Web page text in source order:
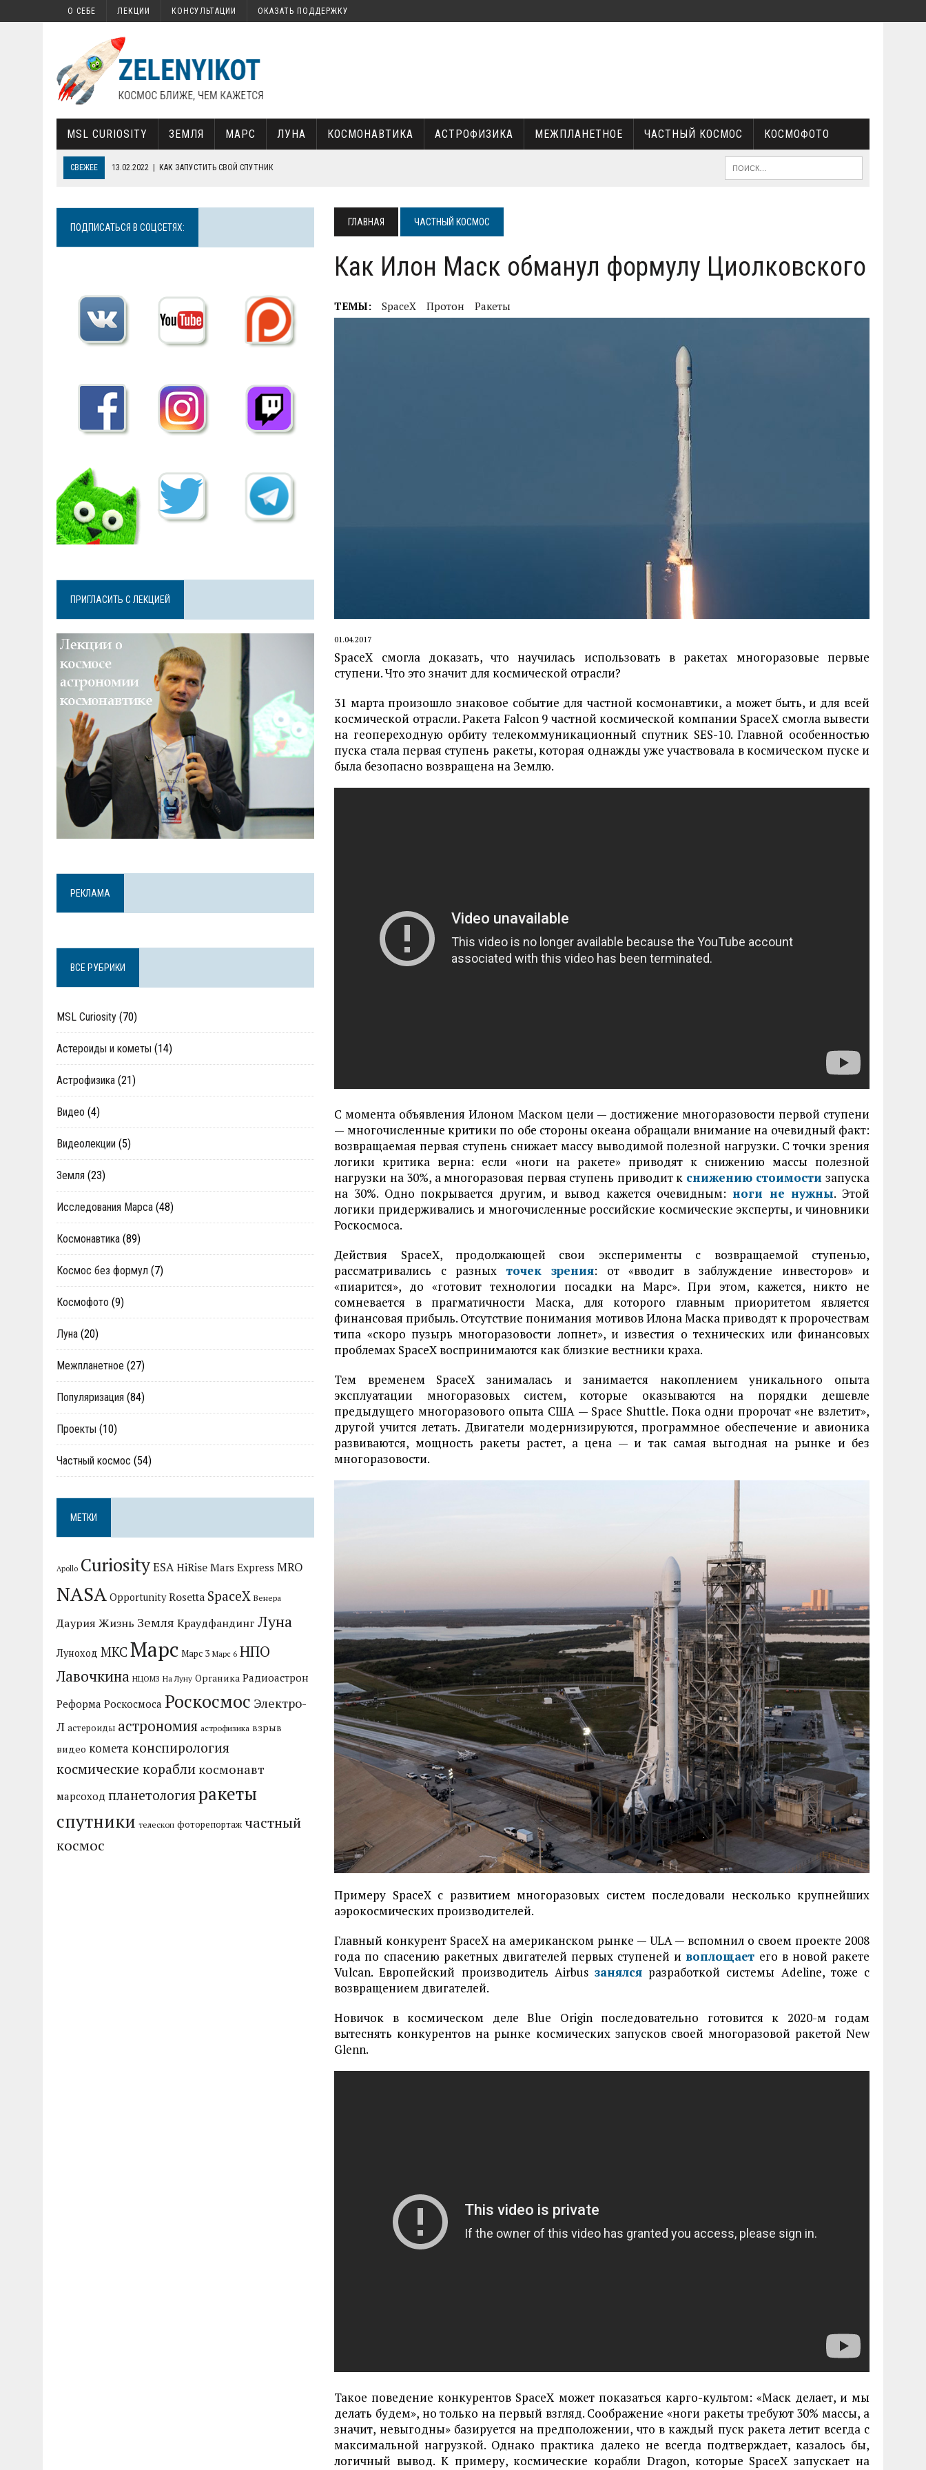
О СЕБЕ ЛЕКЦИИ КОНСУЛЬТАЦИИ ОКАЗАТЬ ПОДДЕРЖКУ
MSL CURIOSITY ЗЕМЛЯ МАРС ЛУНА КОСМОНАВТИКА АСТРОФИЗИКА МЕЖПЛАНЕТНОЕ ЧАСТНЫЙ КОСМОС КОСМОФОТО
СВЕЖЕЕ 13.02.2022 КАК ЗАПУСТИТЬ СВОЙ СПУТНИК
11.11.2025 «ЛУНА-9» — ЗАГАДКА ПОЛУВЕКА
ГЛАВНАЯ ЧАСТНЫЙ КОСМОС
Как Илон Маск обманул формулу Циолковского
ТЕМЫ: SpaceX Протон Ракеты
01.04.2017
SpaceX смогла доказать, что научилась использовать в ракетах многоразовые первые
ступени. Что это значит для космической отрасли?
31 марта произошло знаковое событие для частной космонавтики, а может быть, и для всей
космической отрасли. Ракета Falcon 9 частной космической компании SpaceX смогла вывести
на геопереходную орбиту телекоммуникационный спутник SES-10. Главной особенностью
пуска стала первая ступень ракеты, которая однажды уже участвовала в космическом пуске и
была безопасно возвращена на Землю.
С момента объявления Илоном Маском цели — достижение многоразовости первой ступени
— многочисленные критики по обе стороны океана обращали внимание на очевидный факт:
возвращаемая первая ступень снижает массу выводимой полезной нагрузки. С точки зрения
логики критика верна: если «ноги на ракете» приводят к снижению массы полезной
нагрузки на 30%, а многоразовая первая ступень приводит к снижению стоимости запуска
на 30%. Одно покрывается другим, и вывод кажется очевидным: ноги не нужны. Этой
логики придерживались и многочисленные российские космические эксперты, и чиновники
Роскосмоса.
Действия SpaceX, продолжающей свои эксперименты с возвращаемой ступенью,
рассматривались с разныхточек зрения: от «вводит в заблуждение инвесторов» и
«пиарится», до «готовит технологии посадки на Марс». При этом, кажется, никто не
сомневается в прагматичности Маска, для которого главным приоритетом является
финансовая прибыль. Отсутствие понимания мотивов Илона Маска приводят к пророчествам
типа «скоро пузырь многоразовости лопнет», и известия о технических или финансовых
проблемах SpaceX воспринимаются как близкие вестники краха.
Тем временем SpaceX занималась и занимается накоплением уникального опыта
эксплуатации многоразовых систем, которые оказываются на порядки дешевле
предыдущего многоразового опыта США — Space Shuttle. Пока одни пророчат «не взлетит»,
другой учится летать. Двигатели модернизируются, программное обеспечение и авионика
развиваются, мощность ракеты растет, а цена — и так самая выгодная на рынке и без
многоразовости.
Примеру SpaceX с развитием многоразовых систем последовали несколько крупнейших
аэрокосмических производителей.
Главный конкурент SpaceX на американском рынке — ULA — вспомнил о своем проекте 2008
года по спасению ракетных двигателей первых ступеней и воплощает его в новой ракете
Vulcan. Европейский производитель Airbusзанялся разработкой системы Adeline, тоже с
возвращением двигателей.
Новичок в космическом деле Blue Origin последовательно готовится к 2020-м годам
вытеснять конкурентов на рынке космических запусков своей многоразовой ракетой New
Glenn.
Такое поведение конкурентов SpaceX может показаться карго-культом: «Маск делает, и мы
делать будем», но только на первый взгляд. Соображение «ноги ракеты требуют 30% массы, а
значит, невыгодны» базируется на предположении, что в каждый пуск ракета летит всегда с
максимальной нагрузкой. Однако практика далеко не всегда подтверждает, казалось бы,
логичный вывод. К примеру, космические корабли Dragon, которые SpaceX запускает на
ПОДПИСАТЬСЯ В СОЦСЕТЯХ:
ПРИГЛАСИТЬ С ЛЕКЦИЕЙ
РЕКЛАМА
ВСЕ РУБРИКИ
MSL Curiosity (70)
Астероиды и кометы (14)
Астрофизика (21)
Видео (4)
Видеолекции (5)
Земля (23)
Исследования Марса (48)
Космонавтика (89)
Космос без формул (7)
Космофото (9)
Луна (20)
Межпланетное (27)
Популяризация (84)
Проекты (10)
Частный космос (54)
МЕТКИ
Apollo CuriosityESAHiRise Mars Express MRO
NASA Opportunity Rosetta SpaceX Венера
Даурия Жизнь Земля Краудфандинг Луна
Луноход МКС Марс Марс 3 Марс 6 НПО
Лавочкина НЦОМЗ На Луну Органика Радиоастрон
Реформа Роскосмоса Роскосмос Электро-
Л астероиды астрономия астрофизика взрыв
видео комета конспирология
космические корабликосмонавт
марсоход планетологияракеты
спутники телескоп фоторепортаж частный
космос